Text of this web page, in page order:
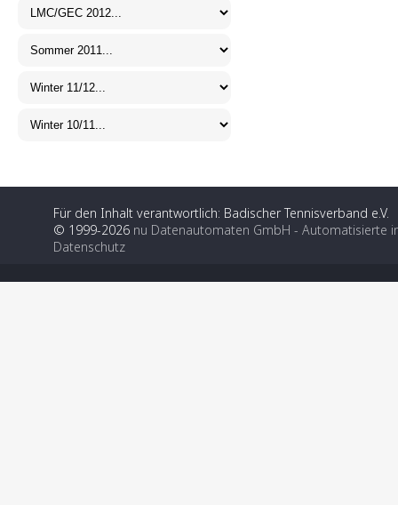
Für den Inhalt verantwortlich: Badischer Tennisverband e.V.
© 1999-2026 nu Datenautomaten GmbH - Automatisierte
Datenschutz